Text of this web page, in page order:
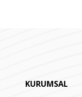
KURUMSAL